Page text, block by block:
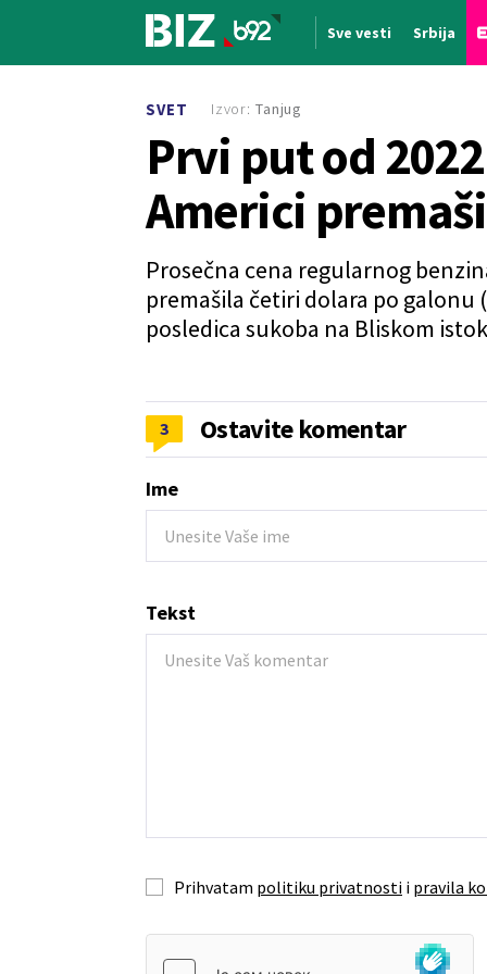
Sve vesti Srbija
SVET
Prvi put od
Americi
Prosečna cena regularnog
premašila četiri dolara po galonu
posledica sukoba na Bliskom
Izvor: Tanjug
3 Ostavite komentar
Ime
Tekst
Prihvatam politiku privatnosti i pravila